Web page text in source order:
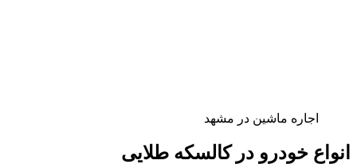
اجاره ماشین در مشهد
انواع خودرو در کالسکه طلایی